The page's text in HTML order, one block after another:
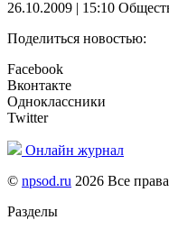
26.10.2009 | 15:10
Поделиться новостью:
Facebook
Вконтакте
Одноклассники
Twitter
Онлайн журнал
© npsod.ru 2026 Все
Разделы